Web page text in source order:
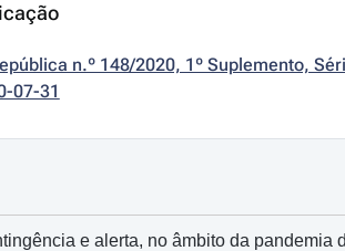
n.º 148/2020, 1º Suplemento,
07-31
e alerta, no âmbito da pandemia